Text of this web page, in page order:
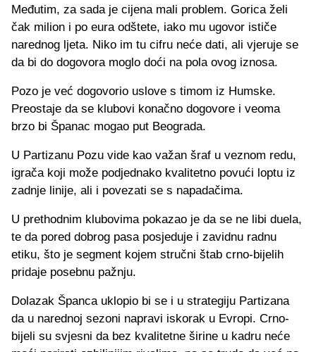
Međutim, za sada je cijena mali problem. Gorica želi
čak milion i po eura odštete, iako mu ugovor ističe
narednog ljeta. Niko im tu cifru neće dati, ali vjeruje se
da bi do dogovora moglo doći na pola ovog iznosa.
Pozo je već dogovorio uslove s timom iz Humske.
Preostaje da se klubovi konačno dogovore i veoma
brzo bi Španac mogao put Beograda.
U Partizanu Pozu vide kao važan šraf u veznom redu,
igrača koji može podjednako kvalitetno povući loptu iz
zadnje linije, ali i povezati se s napadačima.
U prethodnim klubovima pokazao je da se ne libi duela,
te da pored dobrog pasa posjeduje i zavidnu radnu
etiku, što je segment kojem stručni štab crno-bijelih
pridaje posebnu pažnju.
Dolazak Španca uklopio bi se i u strategiju Partizana
da u narednoj sezoni napravi iskorak u Evropi. Crno-
bijeli su svjesni da bez kvalitetne širine u kadru neće